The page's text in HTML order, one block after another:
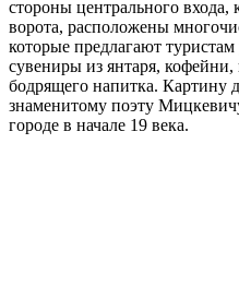
стороны центрального
ворота, расположены
которые предлагают
сувениры из янтаря,
бодрящего напитка. Картину
знаменитому поэту
городе в начале 19 века.